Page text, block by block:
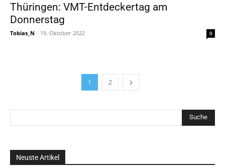
Thüringen: VMT-Entdeckertag am
Donnerstag
Tobias_N - 19. Oktober 2022 0
1 2
Neuste Artikel